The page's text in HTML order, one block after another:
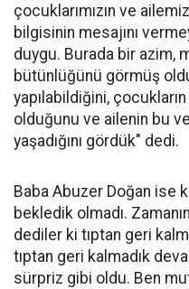
çocuklarımızın ve
bilgisinin mesajını
duygu. Burada bir azim,
bütünlüğünü görmüş
yapılabildiğini,
olduğunu ve ailenin bu
yaşadığını gördük" dedi.
Baba Abuzer Doğan ise
bekledik olmadı.
dediler ki tıptan geri
tıptan geri kalmadık
sürpriz gibi oldu. Ben